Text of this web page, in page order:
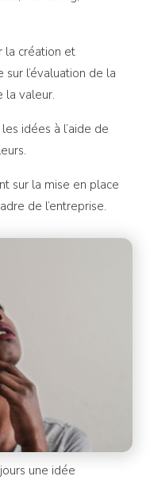
la création et
sur l’évaluation de la
la valeur.
idées à l’aide de
sur la mise en place
de l’entreprise.
une idée